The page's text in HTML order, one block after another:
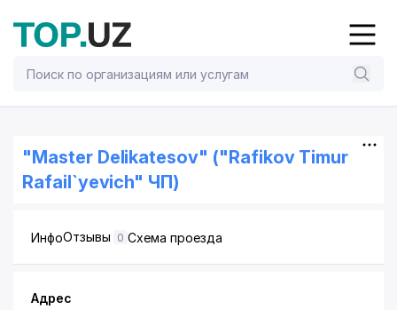
"Master Delikatesov" ("Rafikov Timur
Rafail`yevich" ЧП)
ИнфоОтзывы 0 Схема проезда
Адрес